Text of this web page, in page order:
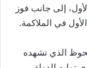
إلى جانب فوز
في الملاكمة.
الذي تشهده